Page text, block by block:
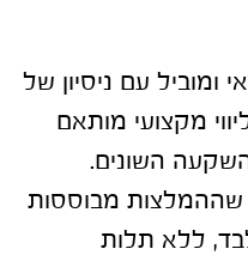
ומוביל עם ניסיון של
ליווי מקצועי מותאם
השונים.
מבוססות
ללא תלות